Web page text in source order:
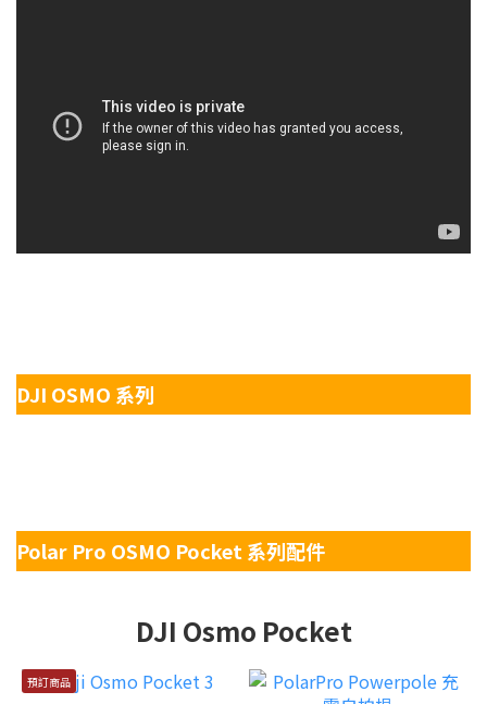
DJI OSMO 系列
Polar Pro OSMO Pocket 系列配件
DJI Osmo Pocket
預訂商品